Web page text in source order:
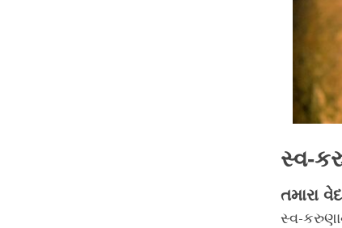
સ્વ-
તમારા
સ્વ-